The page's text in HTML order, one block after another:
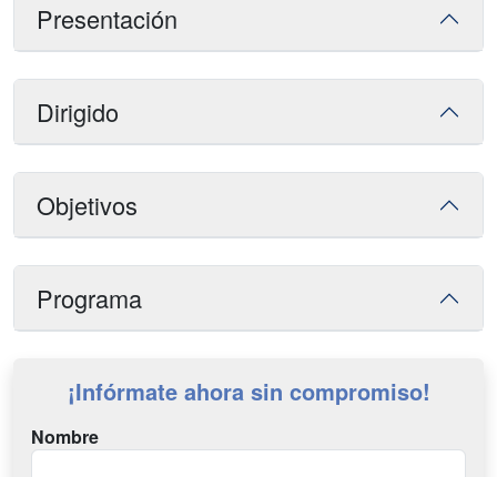
Presentación
Dirigido
Objetivos
Programa
¡Infórmate ahora sin compromiso!
Nombre